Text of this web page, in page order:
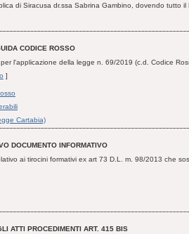
di Siracusa dr.ssa Sabrina Gambino, dovendo tutto il
CODICE ROSSO
l'applicazione della legge n. 69/2019 (c.d. Codice
]
Cartabia)
DOCUMENTO INFORMATIVO
ai tirocini formativi ex art 73 D.L. m. 98/2013 che
ATTI PROCEDIMENTI ART. 415 BIS